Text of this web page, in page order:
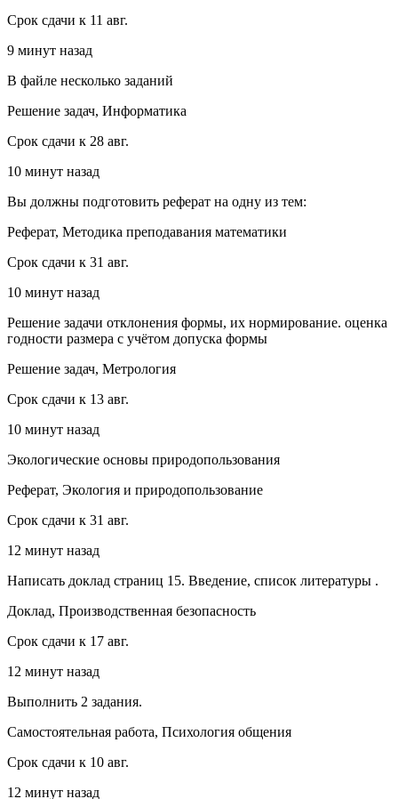
Срок сдачи к 11 авг.
9 минут назад
В файле несколько заданий
Решение задач, Информатика
Срок сдачи к 28 авг.
10 минут назад
Вы должны подготовить реферат на одну из тем:
Реферат, Методика преподавания математики
Срок сдачи к 31 авг.
10 минут назад
Решение задачи отклонения формы, их нормирование. оценка
годности размера с учётом допуска формы
Решение задач, Метрология
Срок сдачи к 13 авг.
10 минут назад
Экологические основы природопользования
Реферат, Экология и природопользование
Срок сдачи к 31 авг.
12 минут назад
Написать доклад страниц 15. Введение, список литературы .
Доклад, Производственная безопасность
Срок сдачи к 17 авг.
12 минут назад
Выполнить 2 задания.
Самостоятельная работа, Психология общения
Срок сдачи к 10 авг.
12 минут назад